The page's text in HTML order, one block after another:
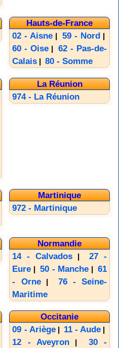
Hauts-de-France
02 - Aisne |59 - Nord |
60 - Oise |62 - Pas-de-
Calais |80 - Somme
La Réunion
974 - La Réunion
Martinique
972 - Martinique
Normandie
14 - Calvados |27 -
Eure |50 - Manche |61
- Orne| 76 - Seine-
Maritime
Occitanie
09 - Ariège| 11 - Aude |
12 - Aveyron | 30 -